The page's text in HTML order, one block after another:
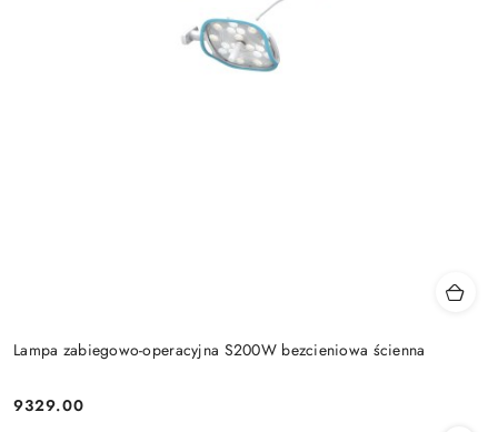
Lampa zabiegowo-operacyjna S200W bezcieniowa ścienna
Cena:
9329.00